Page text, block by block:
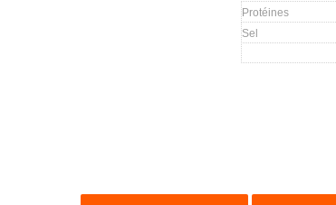
Protéines
Sel